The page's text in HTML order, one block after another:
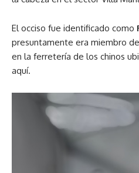
El occiso fue identificado como
presuntamente era miembro
en la ferretería de los chinos
aquí.